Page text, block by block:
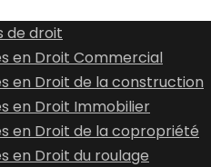
de droit
en Droit Commercial
en Droit de la construction
en Droit Immobilier
en Droit de la copropriété
en Droit du roulage